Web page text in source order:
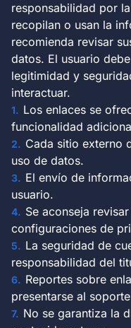
responsabilidad por
recopilan o usan la
recomienda revisar
datos. El usuario
legitimidad y
interactuar.
Los enlaces se
funcionalidad
Cada sitio externo
uso de datos.
El envío de
usuario.
Se aconseja
configuraciones de
La seguridad de
responsabilidad del
Reportes sobre
presentarse al
No se garantiza la